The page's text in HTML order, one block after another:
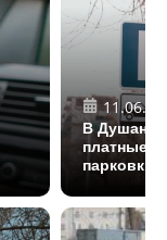
В
платные
парковки